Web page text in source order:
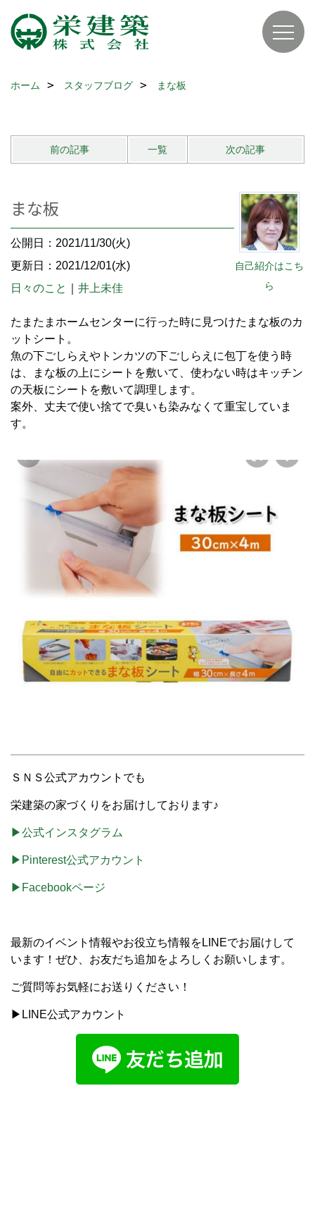
ホーム スタッフブログ まな板
前の記事 一覧 次の記事
自己紹介はこち
ら
まな板
公開日：2021/11/30(火)
更新日：2021/12/01(水)
日々のこと
井上未佳
たまたまホームセンターに行った時に見つけたまな板のカ
ットシート。
魚の下ごしらえやトンカツの下ごしらえに包丁を使う時
は、まな板の上にシートを敷いて、使わない時はキッチン
の天板にシートを敷いて調理します。
案外、丈夫で使い捨てで臭いも染みなくて重宝していま
す。
ＳＮＳ公式アカウントでも
栄建築の家づくりをお届けしております♪
▶公式インスタグラム
▶Pinterest公式アカウント
▶Facebookページ
最新のイベント情報やお役立ち情報をLINEでお届けして
います！ぜひ、お友だち追加をよろしくお願いします。
ご質問等お気軽にお送りください！
▶LINE公式アカウント